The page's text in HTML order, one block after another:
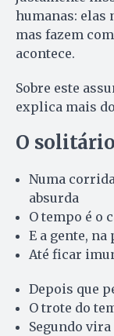
humanas: elas
mas fazem
acontece.
Sobre este
explica mais
O
Numa
absurda
O tempo é o
E a gente,
Até ficar
Depois que
O trote do
Segundo